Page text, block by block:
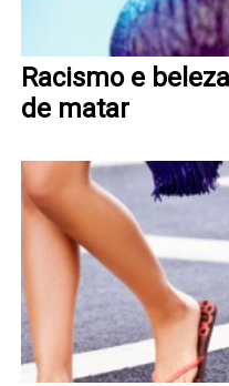
Racismo e
de matar